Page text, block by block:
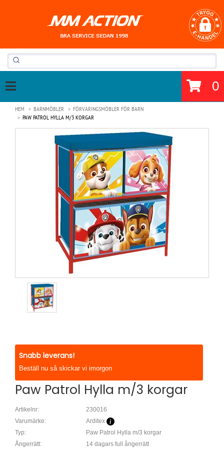
0
HEM BARNMÖBLER
FÖRVARINGSMÖBLER FÖR BARN
PAW PATROL HYLLA M/3 KORGAR
Snabb leverans!
Beställ nu så skickar vi imorgon
Paw Patrol Hylla m/3 korgar
Artikelnr:
230016
Varumärke:
Arditex
Typ:
Paw Patrol Hylla m/3 korgar
Ångerrätt:
14 dagars full ångerrätt